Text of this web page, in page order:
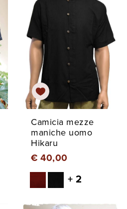
Camicia mezze
maniche uomo
Hikaru
€ 40,00
+ 2